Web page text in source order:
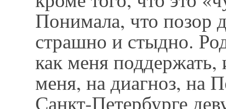
Понимала, что позор
страшно и стыдно.
как меня
меня, на диагноз, на
Санкт-Петербурге